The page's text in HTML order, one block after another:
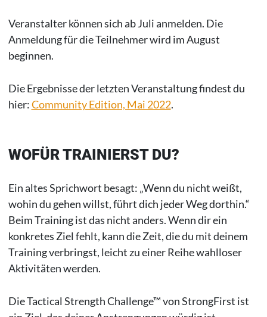
Veranstalter können sich ab Juli anmelden. Die
Anmeldung für die Teilnehmer wird im August
beginnen.
Die Ergebnisse der letzten Veranstaltung findest du
hier:Community Edition, Mai 2022.
WOFÜR TRAINIERST DU?
Ein altes Sprichwort besagt: „Wenn du nicht weißt,
wohin du gehen willst, führt dich jeder Weg dorthin.“
Beim Training ist das nicht anders. Wenn dir ein
konkretes Ziel fehlt, kann die Zeit, die du mit deinem
Training verbringst, leicht zu einer Reihe wahlloser
Aktivitäten werden.
Die Tactical Strength Challenge™ von StrongFirst ist